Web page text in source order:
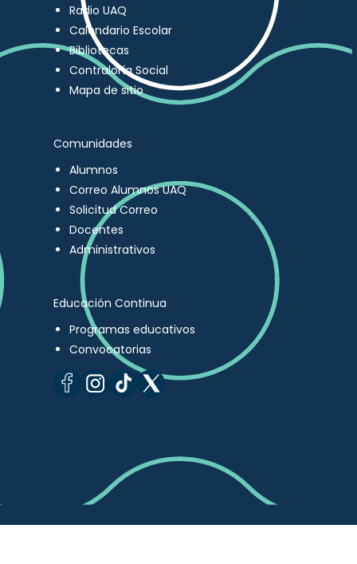
Radio UAQ
Calendario Escolar
Bibliotecas
Contraloría Social
Mapa de sitio
Comunidades
Alumnos
Correo Alumnos UAQ
Solicitud Correo
Docentes
Administrativos
Educación Continua
Programas educativos
Convocatorias